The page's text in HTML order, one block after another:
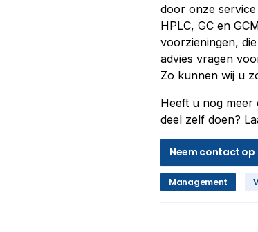
door onze
HPLC, GC en
voorzieningen,
advies vragen
Zo kunnen wij u
Heeft u nog meer
deel zelf doen?
Neem contact op
Management